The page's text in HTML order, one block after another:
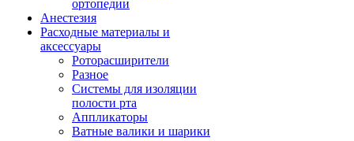
ортопедии
Анестезия
Расходные материалы и
аксессуары
Роторасширители
Разное
Системы для изоляции
полости рта
Аппликаторы
Ватные валики и шарики